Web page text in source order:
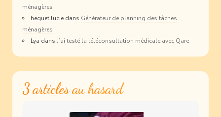
ménagères
hequet lucie dans Générateur de planning des tâches
ménagères
Lya dans J’ai testé la téléconsultation médicale avec Qare
3 articles au hasard